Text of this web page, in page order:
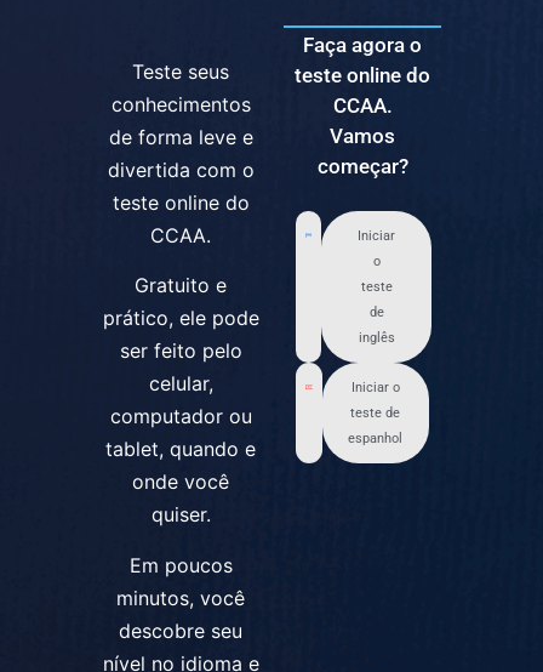
Teste seus
conhecimentos
de forma leve e
divertida com o
teste online do
CCAA.
Gratuito e
prático, ele pode
ser feito pelo
celular,
computador ou
tablet, quando e
onde você
quiser.
Em poucos
minutos, você
descobre seu
nível no idioma e
Faça agora o
teste online do
CCAA.
Vamos
começar?
Iniciar
o
teste
de
inglês
Iniciar o
teste de
espanhol